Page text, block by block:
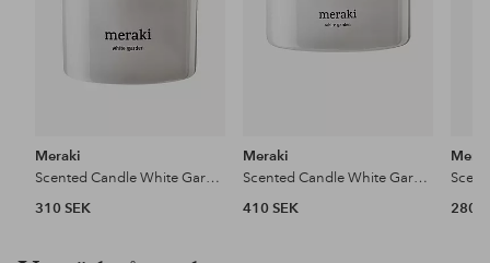
Meraki
Scented Candle White Garden
310 SEK
Meraki
Scented Candle White Garden
410 SEK
280